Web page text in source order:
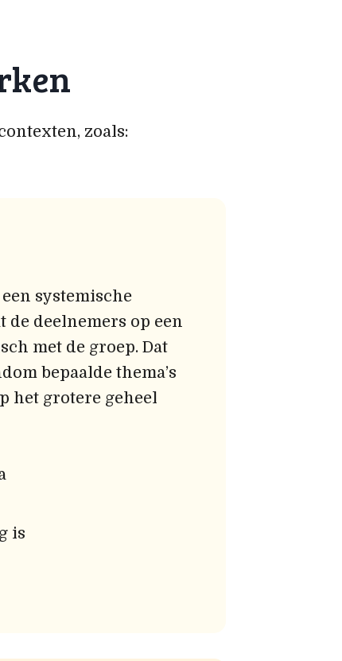
zoals:
systemische
de deelnemers op een
met de groep. Dat
bepaalde thema’s
het grotere geheel
is